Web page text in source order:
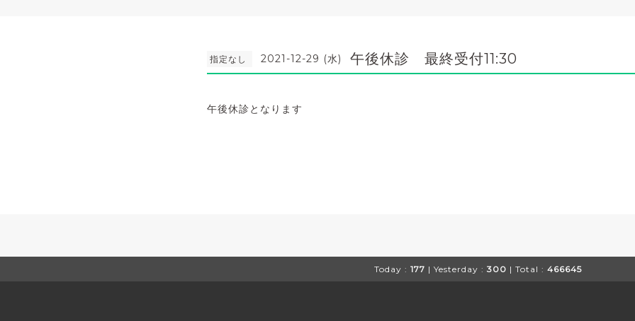
指定なし 2021-12-29 (水) 午後休診 最終受付11:30
午後休診となります
Today : 177 | Yesterday : 300 | Total : 466645